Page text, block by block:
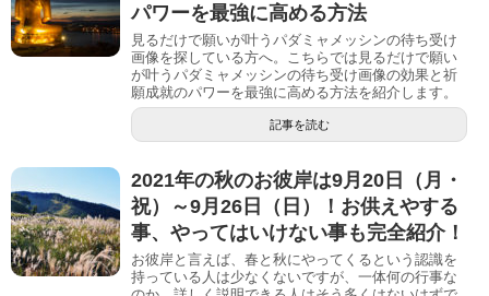
パワーを最強に高める方法
見るだけで願いが叶うパダミャメッシンの待ち受け
画像を探している方へ。こちらでは見るだけで願い
が叶うパダミャメッシンの待ち受け画像の効果と祈
願成就のパワーを最強に高める方法を紹介します。
記事を読む
2021年の秋のお彼岸は9月20日（月・
祝）～9月26日（日）！お供えやする
事、やってはいけない事も完全紹介！
お彼岸と言えば、春と秋にやってくるという認識を
持っている人は少なくないですが、一体何の行事な